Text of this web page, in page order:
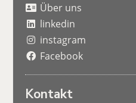
Über uns
linkedin
instagram
Facebook
Kontakt